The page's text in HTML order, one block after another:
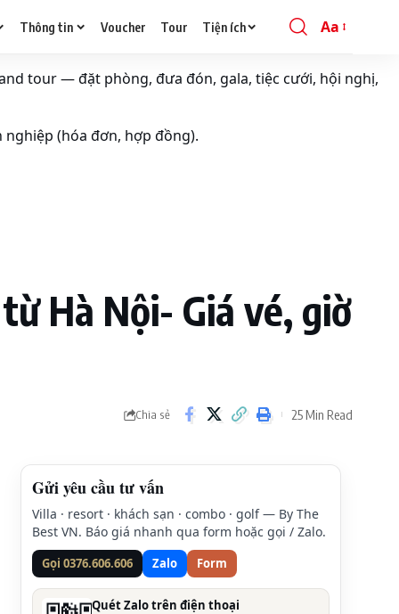
Thông tin Voucher Tour Tiện ích
Font
Aa
tour — đặt phòng, đưa đón, gala, tiệc cưới, hội nghị,
(hóa đơn, hợp đồng).
Hà Nội- Giá vé, giờ
Chia sẻ 25 Min Read
Gửi yêu cầu tư vấn
Villa · resort · khách sạn · combo · golf — By The
Best VN. Báo giá nhanh qua form hoặc gọi / Zalo.
Gọi 0376.606.606 Zalo Form
Quét Zalo trên điện thoại